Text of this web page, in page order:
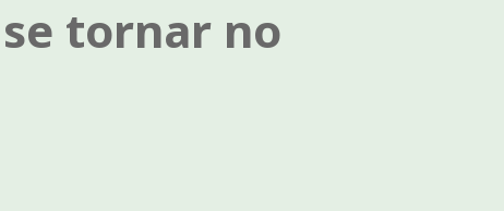
tornar no